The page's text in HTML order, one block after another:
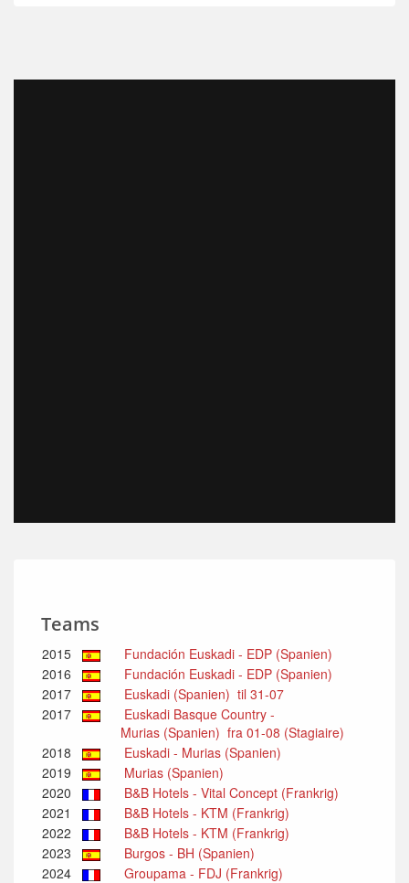
Teams
2015
Fundación Euskadi - EDP (Spanien)
2016
Fundación Euskadi - EDP (Spanien)
2017
Euskadi (Spanien) til 31-07
2017
Euskadi Basque Country -
Murias (Spanien) fra 01-08 (Stagiaire)
2018
Euskadi - Murias (Spanien)
2019
Murias (Spanien)
2020
B&B Hotels - Vital Concept (Frankrig)
2021
B&B Hotels - KTM (Frankrig)
2022
B&B Hotels - KTM (Frankrig)
2023
Burgos - BH (Spanien)
2024
Groupama - FDJ (Frankrig)